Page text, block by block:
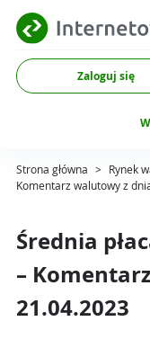
Zaloguj się
Strona główna > Rynek
Komentarz walutowy z
Średnia
–
21.04.2023